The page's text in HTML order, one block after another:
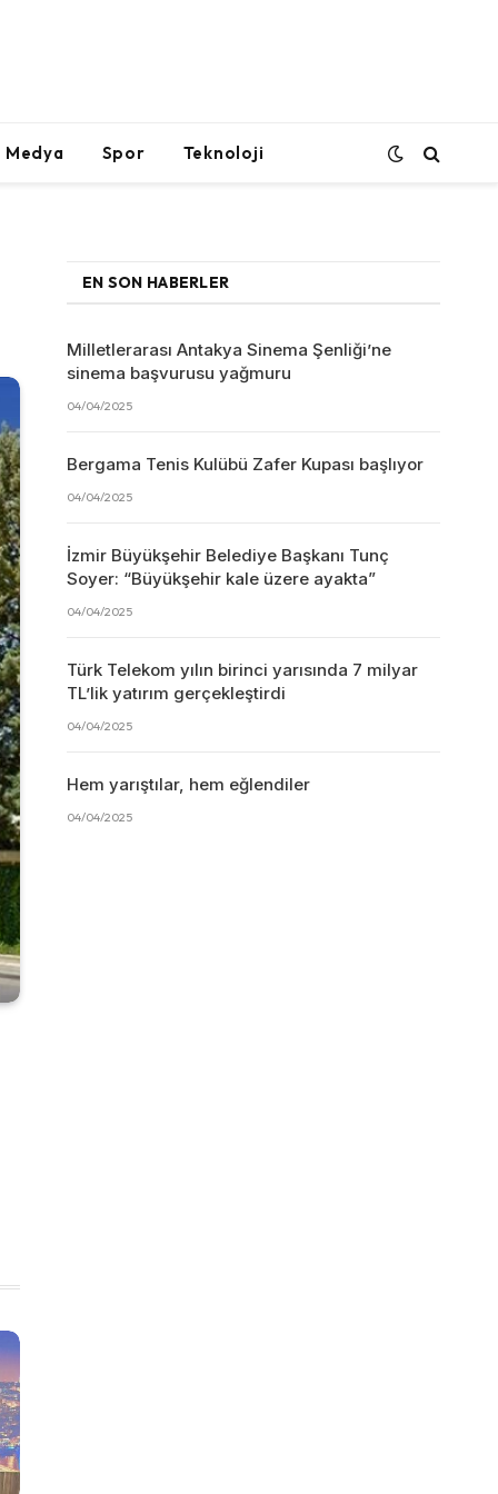
Medya Spor Teknoloji
EN SON HABERLER
Milletlerarası Antakya Sinema Şenliği’ne
sinema başvurusu yağmuru
04/04/2025
Bergama Tenis Kulübü Zafer Kupası başlıyor
04/04/2025
İzmir Büyükşehir Belediye Başkanı Tunç
Soyer: “Büyükşehir kale üzere ayakta”
04/04/2025
Türk Telekom yılın birinci yarısında 7 milyar
TL’lik yatırım gerçekleştirdi
04/04/2025
Hem yarıştılar, hem eğlendiler
04/04/2025